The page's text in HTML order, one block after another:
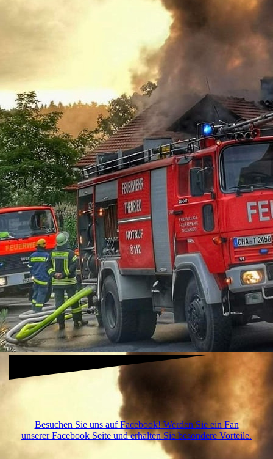
DSC_2928
Besuchen Sie uns auf Facebook! Werden Sie ein Fan
unserer Facebook Seite und erhalten Sie besondere Vorteile.